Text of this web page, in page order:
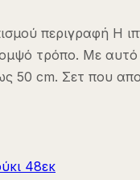
περιγραφή Η
τρόπο. Με
50 cm. Σετ που